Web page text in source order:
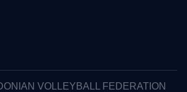
VOLLEYBALL FEDERATION